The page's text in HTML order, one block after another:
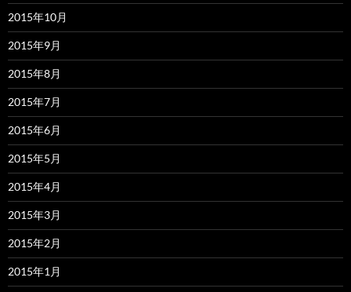
2015年10月
2015年9月
2015年8月
2015年7月
2015年6月
2015年5月
2015年4月
2015年3月
2015年2月
2015年1月